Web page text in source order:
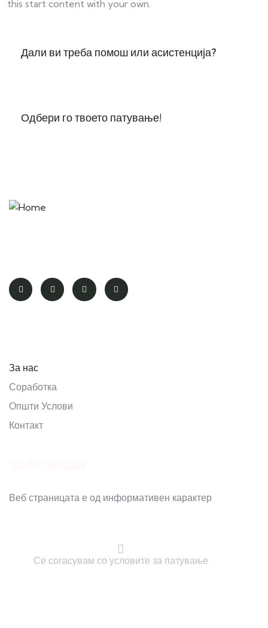
this start content with your own.
Дали ви треба помош или асистенција?
Одбери го твоето патување!
За нас
Соработка
Општи Услови
Контакт
Веб страницата е од информативен карактер
Се согасувам со условите за патување